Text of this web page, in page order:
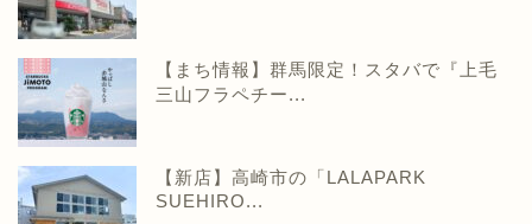
【まち情報】群馬限定！スタバで『上毛
三山フラペチー...
【新店】高崎市の「LALAPARK
SUEHIRO...